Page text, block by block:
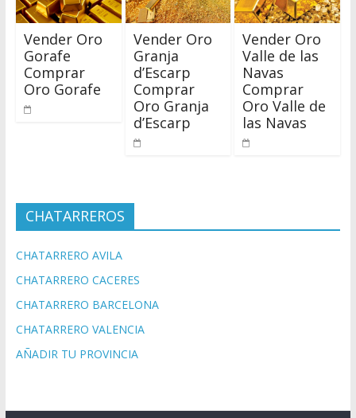
Vender Oro
Gorafe
Comprar
Oro Gorafe
Vender Oro
Granja
d’Escarp
Comprar
Oro Granja
d’Escarp
Vender Oro
Valle de las
Navas
Comprar
Oro Valle de
las Navas
CHATARREROS
CHATARRERO AVILA
CHATARRERO CACERES
CHATARRERO BARCELONA
CHATARRERO VALENCIA
AÑADIR TU PROVINCIA